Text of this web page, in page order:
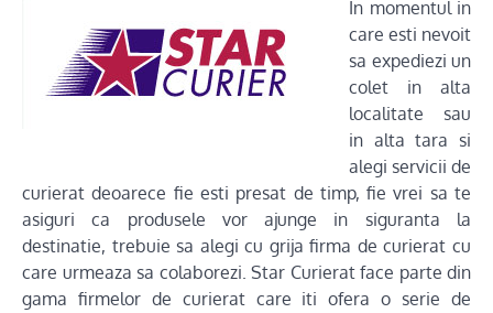
In momentul in
care esti nevoit
sa expediezi un
colet in alta
localitate sau
in alta tara si
alegi servicii de
curierat deoarece fie esti presat de timp, fie vrei sa te
asiguri ca produsele vor ajunge in siguranta la
destinatie, trebuie sa alegi cu grija firma de curierat cu
care urmeaza sa colaborezi. Star Curierat face parte din
gama firmelor de curierat care iti ofera o serie de